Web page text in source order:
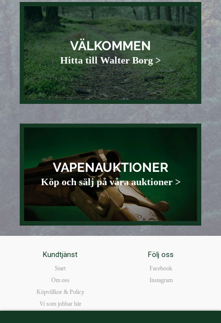
VÄLKOMMEN
Hitta till Walter Borg >
VAPENAUKTIONER
Köp och sälj på våra auktioner >
Kundtjänst
Start
Om oss
Köpvillkor & Policy
Vi som jobbar här
Följ oss
Facebook
Instagram